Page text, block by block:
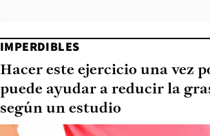
IMPERDIBLES
Hacer este ejercicio una vez
puede ayudar a reducir la
según un estudio